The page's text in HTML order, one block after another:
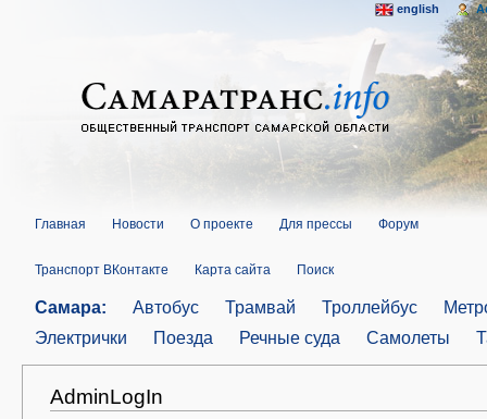
Главная Новости О проекте Для прессы Форум
Транспорт ВКонтакте Карта сайта Поиск
Самара: Автобус Трамвай Троллейбус
Электрички
Поезда Речные суда Самолеты
AdminLogIn
english